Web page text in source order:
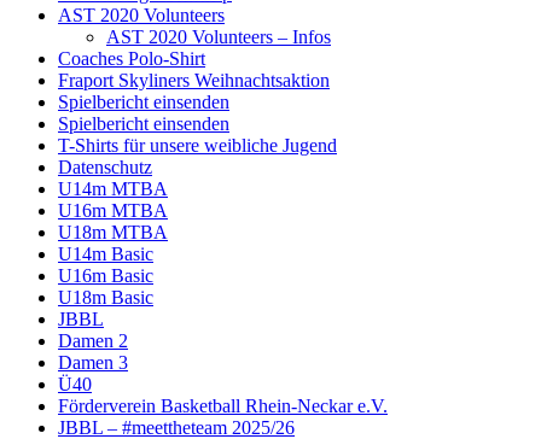
AST 2020 Volunteers
AST 2020 Volunteers – Infos
Coaches Polo-Shirt
Fraport Skyliners Weihnachtsaktion
Spielbericht einsenden
Spielbericht einsenden
T-Shirts für unsere weibliche Jugend
Datenschutz
U14m MTBA
U16m MTBA
U18m MTBA
U14m Basic
U16m Basic
U18m Basic
JBBL
Damen 2
Damen 3
Ü40
Förderverein Basketball Rhein-Neckar e.V.
JBBL – #meettheteam 2025/26